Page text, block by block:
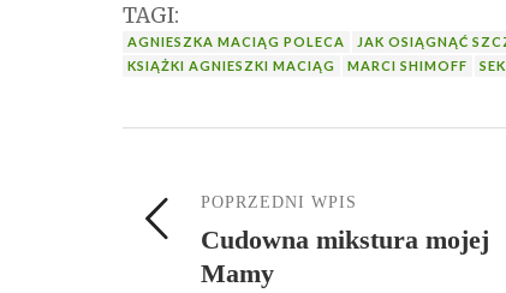
TAGI:
AGNIESZKA MACIĄG POLECA JAK OSIĄGNĄĆ
KSIĄŻKI AGNIESZKI MACIĄG
MARCI SHIMOFF
POPRZEDNI WPIS
Cudowna mikstura mojej
Mamy